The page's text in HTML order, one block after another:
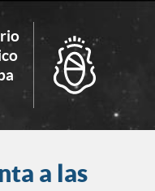
a las